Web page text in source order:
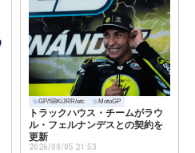
GP/SBK/JRR/etc MotoGP
トラックハウス・チームがラウ
ル・フェルナンデスとの契約を
更新
2026/08/05 21:53